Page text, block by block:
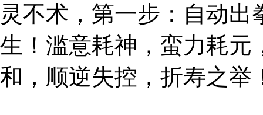
灵不术，第一步：自动
生！滥意耗神，蛮力耗元
和，顺逆失控，折寿之举